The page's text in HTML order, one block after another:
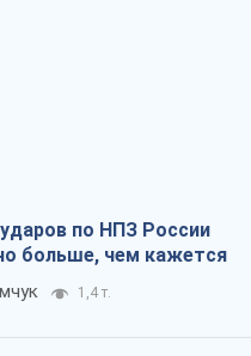
по НПЗ России
больше, чем кажется
1,4 т.